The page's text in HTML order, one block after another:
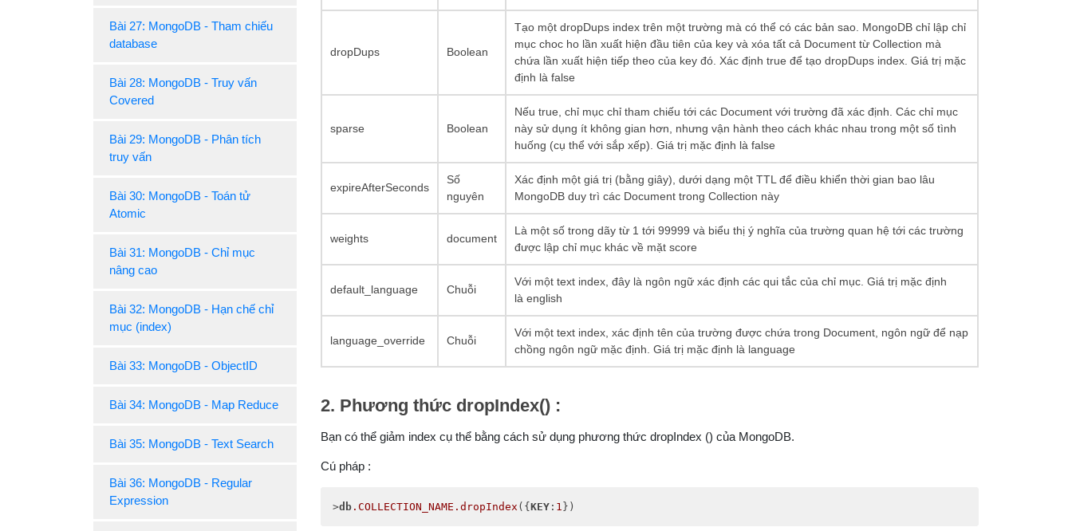
Bài 27: MongoDB - Tham chiếu
database
Bài 28: MongoDB - Truy vấn
Covered
Bài 29: MongoDB - Phân tích
truy vấn
Bài 30: MongoDB - Toán tử
Atomic
Bài 31: MongoDB - Chỉ mục
nâng cao
Bài 32: MongoDB - Hạn chế chỉ
mục (index)
Bài 33: MongoDB - ObjectID
Bài 34: MongoDB - Map Reduce
Bài 35: MongoDB - Text Search
Bài 36: MongoDB - Regular
Expression
dropDups Boolean
Tạo một dropDups index trên một trường mà có thể có các bản sao. MongoDB chỉ lập chỉ
mục choc ho lần xuất hiện đầu tiên của key và xóa tất cả Document từ Collection mà
chứa lần xuất hiện tiếp theo của key đó. Xác định true để tạo dropDups index. Giá trị mặc
định là false
sparse Boolean
Nếu true, chỉ mục chỉ tham chiếu tới các Document với trường đã xác định. Các chỉ mục
này sử dụng ít không gian hơn, nhưng vận hành theo cách khác nhau trong một số tình
huống (cụ thể với sắp xếp). Giá trị mặc định là false
expireAfterSeconds
Số
nguyên
Xác định một giá trị (bằng giây), dưới dạng một TTL để điều khiển thời gian bao lâu
MongoDB duy trì các Document trong Collection này
weights document
Là một số trong dãy từ 1 tới 99999 và biểu thị ý nghĩa của trường quan hệ tới các trường
được lập chỉ mục khác về mặt score
default_language Chuỗi
Với một text index, đây là ngôn ngữ xác định các qui tắc của chỉ mục. Giá trị mặc định
là english
language_override Chuỗi
Với một text index, xác định tên của trường được chứa trong Document, ngôn ngữ để nạp
chồng ngôn ngữ mặc định. Giá trị mặc định là language
2. Phương thức dropIndex() :
Bạn có thể giảm index cụ thể bằng cách sử dụng phương thức dropIndex () của MongoDB.
Cú pháp :
>db .COLLECTION_NAME .dropIndex ({KEY : 1 })